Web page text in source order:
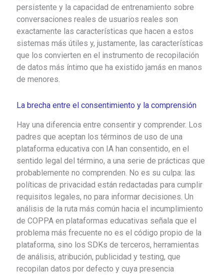
persistente y la capacidad de entrenamiento sobre
conversaciones reales de usuarios reales son
exactamente las características que hacen a estos
sistemas más útiles y, justamente, las características
que los convierten en el instrumento de recopilación
de datos más íntimo que ha existido jamás en manos
de menores.
La brecha entre el consentimiento y la comprensión
Hay una diferencia entre consentir y comprender. Los
padres que aceptan los términos de uso de una
plataforma educativa con IA han consentido, en el
sentido legal del término, a una serie de prácticas que
probablemente no comprenden. No es su culpa: las
políticas de privacidad están redactadas para cumplir
requisitos legales, no para informar decisiones. Un
análisis de la ruta más común hacia el incumplimiento
de COPPA en plataformas educativas señala que el
problema más frecuente no es el código propio de la
plataforma, sino los SDKs de terceros, herramientas
de análisis, atribución, publicidad y testing, que
recopilan datos por defecto y cuya presencia